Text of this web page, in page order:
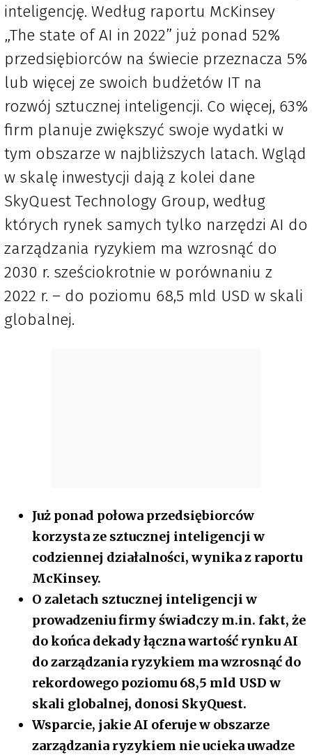
inteligencję. Według raportu McKinsey
„The state of AI in 2022” już ponad 52%
przedsiębiorców na świecie przeznacza 5%
lub więcej ze swoich budżetów IT na
rozwój sztucznej inteligencji. Co więcej, 63%
firm planuje zwiększyć swoje wydatki w
tym obszarze w najbliższych latach. Wgląd
w skalę inwestycji dają z kolei dane
SkyQuest Technology Group, według
których rynek samych tylko narzędzi AI do
zarządzania ryzykiem ma wzrosnąć do
2030 r. sześciokrotnie w porównaniu z
2022 r. – do poziomu 68,5 mld USD w skali
globalnej.
Już ponad połowa przedsiębiorców
korzysta ze sztucznej inteligencji w
codziennej działalności, wynika z raportu
McKinsey.
O zaletach sztucznej inteligencji w
prowadzeniu firmy świadczy m.in. fakt, że
do końca dekady łączna wartość rynku AI
do zarządzania ryzykiem ma wzrosnąć do
rekordowego poziomu 68,5 mld USD w
skali globalnej, donosi SkyQuest.
Wsparcie, jakie AI oferuje w obszarze
zarządzania ryzykiem nie ucieka uwadze